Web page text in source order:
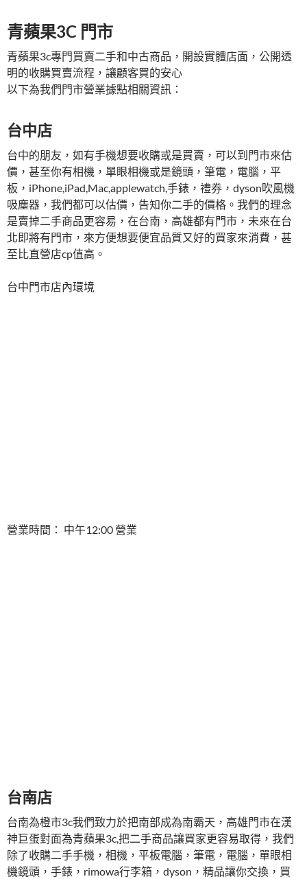
青蘋果3C 門市
青蘋果3c專門買賣二手和中古商品，開設實體店面，公開透
明的收購買賣流程，讓顧客買的安心
以下為我們門市營業據點相關資訊：
台中店
台中的朋友，如有手機想要收購或是買賣，可以到門市來估
價，甚至你有相機，單眼相機或是鏡頭，筆電，電腦，平
板，iPhone,iPad,Mac,applewatch,手錶，禮券，dyson吹風機
吸塵器，我們都可以估價，告知你二手的價格。我們的理念
是賣掉二手商品更容易，在台南，高雄都有門市，未來在台
北即將有門市，來方便想要便宜品質又好的買家來消費，甚
至比直營店cp值高。
台中門市店內環境
營業時間： 中午12:00 營業
台南店
台南為橙市3c我們致力於把南部成為南霸天，高雄門市在漢
神巨蛋對面為青蘋果3c,把二手商品讓買家更容易取得，我們
除了收購二手手機，相機，平板電腦，筆電，電腦，單眼相
機鏡頭，手錶，rimowa行李箱，dyson，精品讓你交換，買